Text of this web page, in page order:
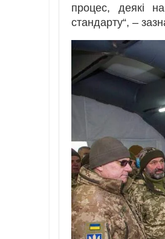
процес, деякі
стандарту“, –